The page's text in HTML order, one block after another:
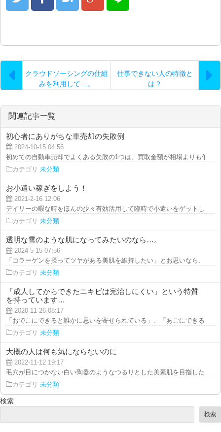
クラウドソーシングの仕組
みを利用して…。
仕事できない人の特徴と
は？
関連記事一覧
初心者にありがちな車売却の失敗例
2024-10-15 04:56
初めての自動車売却でよくある失敗の1つは、買取金額が相場よりも低く
カテゴリ 未分類
お小遣い稼ぎをしよう！
2021-2-16 12:06
デイリーの暇な時をほんの少々有効活用して臨時で小遣いをゲットし、お
カテゴリ 未分類
透明な雪のような肌になってみたいのなら…。
2024-5-15 07:56
「コラーゲンを摂ってツヤがある美肌を維持したい」とお思いなら、アミ
カテゴリ 未分類
「成人してからできたニキビは完治しにくい」という特質
を持っています…
2020-11-26 08:17
「おでこにできると誰かに思いを寄せられている」、「あごにできると相
カテゴリ 未分類
大概の人は何も気にならないのに
2022-11-12 19:17
毛穴が目につかない白い陶器のようなつるりとした美素肌を目指したいな
カテゴリ 未分類
検索
検索